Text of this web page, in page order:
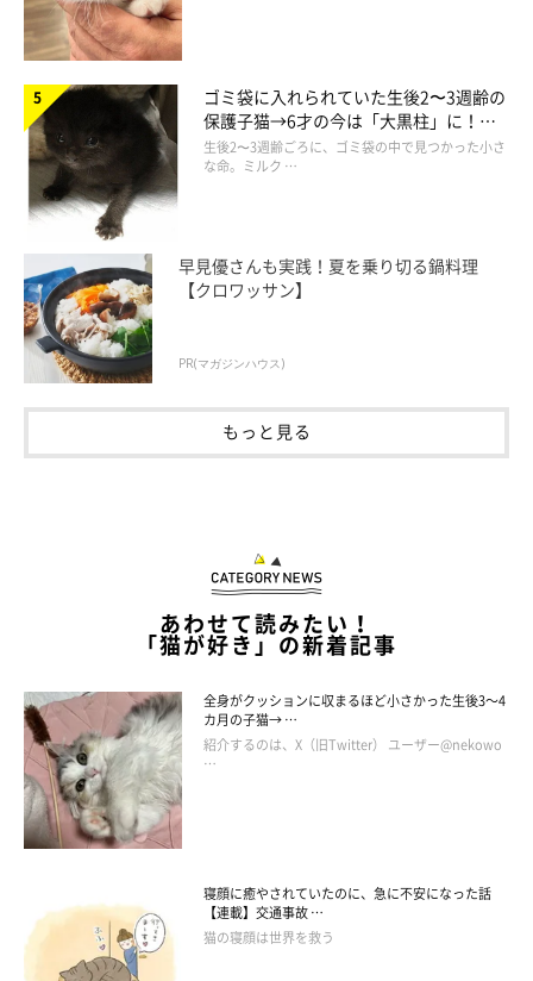
ゴミ袋に入れられていた生後2〜3週齢の
保護子猫→6才の今は「大黒柱」に！
美しい黒猫に成長した姿にグッとくる
生後2〜3週齢ごろに、ゴミ袋の中で見つかった小さ
な命。ミルク …
早見優さんも実践！夏を乗り切る鍋料理
【クロワッサン】
PR(マガジンハウス)
もっと見る
あわせて読みたい！
「猫が好き」の新着記事
全身がクッションに収まるほど小さかった生後3～4
カ月の子猫→ …
紹介するのは、X（旧Twitter） ユーザー@nekowo
…
寝顔に癒やされていたのに、急に不安になった話
【連載】交通事故 …
猫の寝顔は世界を救う